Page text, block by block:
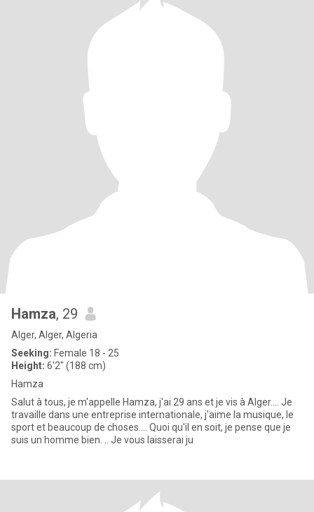
Hamza, 29
Alger, Alger, Algeria
Seeking: Female 18 - 25
Height: 6'2" (188 cm)
Hamza
Salut à tous, je m'appelle Hamza, j'ai 29 ans et je vis à Alger.... Je
travaille dans une entreprise internationale, j'aime la musique, le
sport et beaucoup de choses.... Quoi qu'il en soit, je pense que je
suis un homme bien. .. Je vous laisserai ju